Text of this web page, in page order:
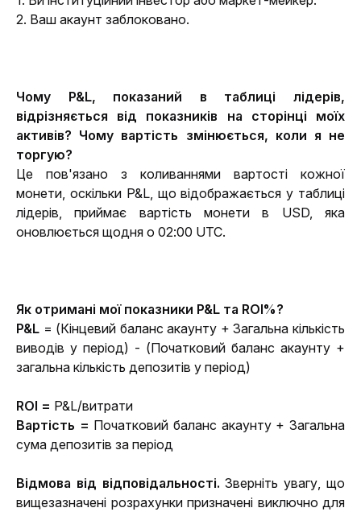
2. Ваш акаунт заблоковано.
Чому P&L, показаний в таблиці лідерів,
відрізняється від показників на сторінці моїх
активів? Чому вартість змінюється, коли я не
торгую?
Це пов'язано з коливаннями вартості кожної
монети, оскільки P&L, що відображається у таблиці
лідерів, приймає вартість монети в USD, яка
оновлюється щодня о 02:00 UTC.
Як отримані мої показники P&L та ROI%?
P&L = (Кінцевий баланс акаунту + Загальна кількість
виводів у період) - (Початковий баланс акаунту +
загальна кількість депозитів у період)
ROI = P&L/витрати
Вартість = Початковий баланс акаунту + Загальна
сума депозитів за період
Відмова від відповідальності. Зверніть увагу, що
вищезазначені розрахунки призначені виключно для